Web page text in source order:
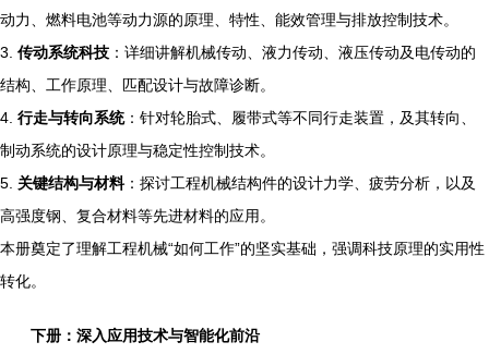
动力、燃料电池等动力源的原理、特性、能效管理与排放控制技术。
3. 传动系统科技 ：详细讲解机械传动、液力传动、液压传动及电传动的
结构、工作原理、匹配设计与故障诊断。
4. 行走与转向系统：针对轮胎式、履带式等不同行走装置，及其转向、
制动系统的设计原理与稳定性控制技术。
5. 关键结构与材料：探讨工程机械结构件的设计力学、疲劳分析，以及
高强度钢、复合材料等先进材料的应用。
本册奠定了理解工程机械“如何工作”的坚实基础，强调科技原理的实用性
转化。
下册：深入应用技术与智能化前沿